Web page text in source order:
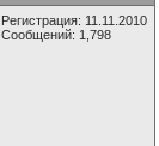
Регистрация: 11.11.2010
Сообщений: 1,798